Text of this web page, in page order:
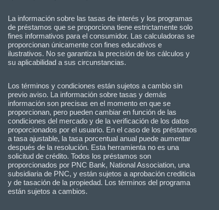
La información sobre las tasas de interés y los programas
de préstamos que se proporciona tiene estrictamente solo
fines informativos para el consumidor. Las calculadoras se
proporcionan únicamente con fines educativos e
ilustrativos. No se garantiza la precisión de los cálculos y
su aplicabilidad a sus circunstancias.
Los términos y condiciones están sujetos a cambio sin
previo aviso. La información sobre tasas y demás
información son precisas en el momento en que se
proporcionan, pero pueden cambiar en función de las
condiciones del mercado y de la verificación de los datos
proporcionados por el usuario. En el caso de los préstamos
a tasa ajustable, la tasa porcentual anual puede aumentar
después de la resolución. Esta herramienta no es una
solicitud de crédito. Todos los préstamos son
proporcionados por PNC Bank, National Association, una
subsidiaria de PNC, y están sujetos a aprobación crediticia
y de tasación de la propiedad. Los términos del programa
están sujetos a cambios.